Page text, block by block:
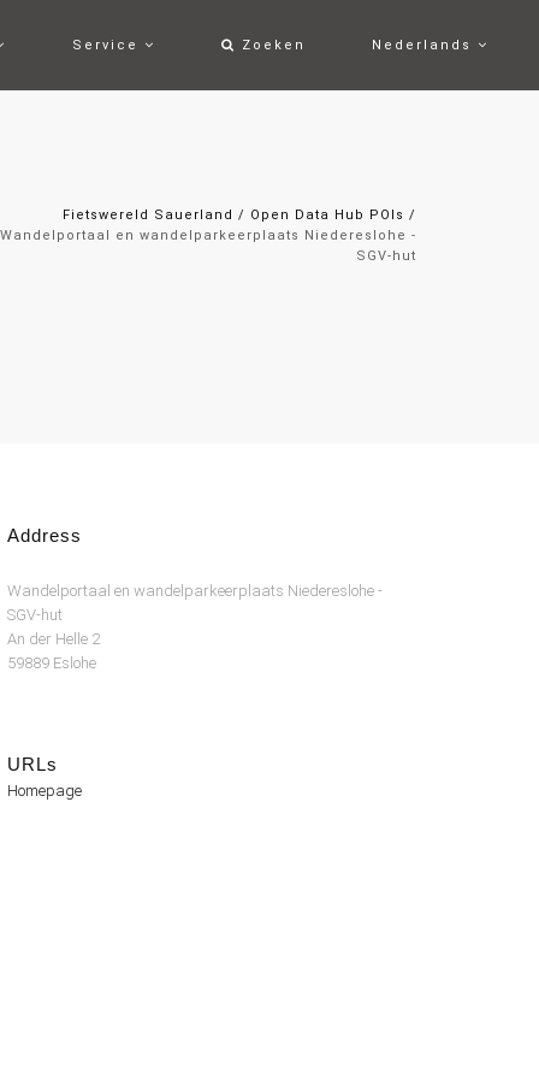
Service Zoeken Nederlands
Fietswereld Sauerland / Open Data Hub POIs /
Wandelportaal en wandelparkeerplaats Niedereslohe -
SGV-hut
Address
Wandelportaal en wandelparkeerplaats Niedereslohe -
SGV-hut
An der Helle 2
59889 Eslohe
URLs
Homepage